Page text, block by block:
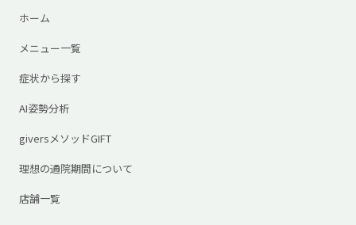
ホーム
メニュー一覧
症状から探す
AI姿勢分析
giversメソッドGIFT
理想の通院期間について
店舗一覧